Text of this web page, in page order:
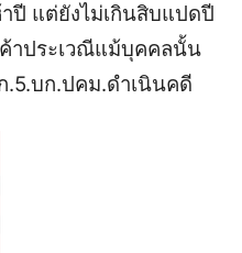
ปี แต่ยังไม่เกินสิบแปดปี
าประเวณีแม้บุคคลนั้น
.5.บก.ปคม.ดำเนินคดี